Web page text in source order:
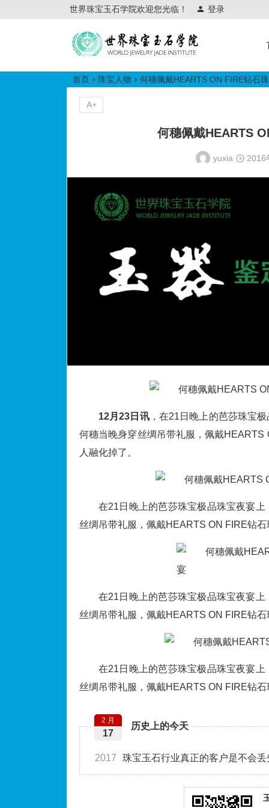
世界珠宝玉石学院欢迎您光临！ 登录
世界珠宝玉石学院培训中心
首页 珠宝人物 何穗佩戴HEARTS ON FIRE钻石
何穗佩戴HEARTS
yuxia 2016
12月23日讯，在21日晚上的芭莎珠宝
何穗当晚身穿丝绸吊带礼服，佩戴
人融化掉了。
在21日晚上的芭莎珠宝极品珠宝夜宴
丝绸吊带礼服，佩戴HEARTS ON FIRE钻
在21日晚上的芭莎珠宝极品珠宝夜宴
丝绸吊带礼服，佩戴HEARTS ON FIRE钻
在21日晚上的芭莎珠宝极品珠宝夜宴
丝绸吊带礼服，佩戴HEARTS ON FIRE钻
历史上的今天
2 月
17
2017 珠宝玉石行业真正的客户是不会丢
A+